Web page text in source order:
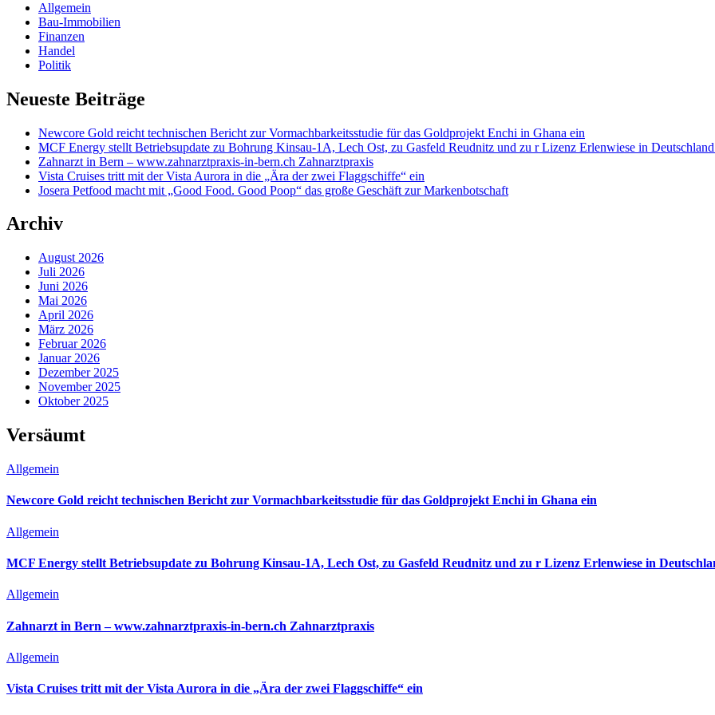
Allgemein
Bau-Immobilien
Finanzen
Handel
Politik
Neueste Beiträge
Newcore Gold reicht technischen Bericht zur Vormachbarkeitsstudie für das Goldprojekt Enchi in Ghana ein
MCF Energy stellt Betriebsupdate zu Bohrung Kinsau-1A, Lech Ost, zu Gasfeld Reudnitz und zu r Lizenz Erlenwiese in
Zahnarzt in Bern – www.zahnarztpraxis-in-bern.ch Zahnarztpraxis
Vista Cruises tritt mit der Vista Aurora in die „Ära der zwei Flaggschiffe“ ein
Josera Petfood macht mit „Good Food. Good Poop“ das große Geschäft zur Markenbotschaft
Archiv
August 2026
Juli 2026
Juni 2026
Mai 2026
April 2026
März 2026
Februar 2026
Januar 2026
Dezember 2025
November 2025
Oktober 2025
Versäumt
Allgemein
Newcore Gold reicht technischen Bericht zur Vormachbarkeitsstudie für das Goldprojekt Enchi in Ghana ein
Allgemein
MCF Energy stellt Betriebsupdate zu Bohrung Kinsau-1A, Lech Ost, zu Gasfeld Reudnitz und zu r Lizenz Erlenwiese in
Allgemein
Zahnarzt in Bern – www.zahnarztpraxis-in-bern.ch Zahnarztpraxis
Allgemein
Vista Cruises tritt mit der Vista Aurora in die „Ära der zwei Flaggschiffe“ ein